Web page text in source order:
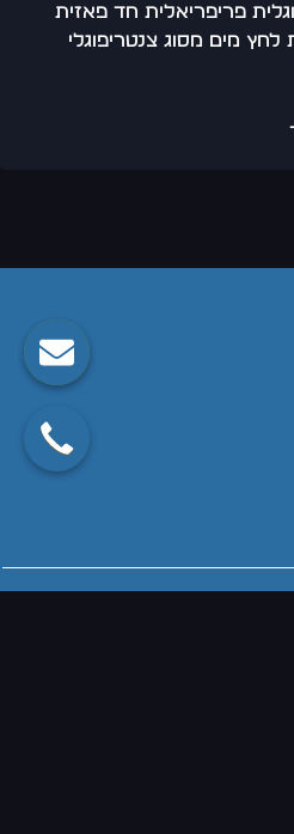
פריפריאלית חד פאזית
מים מסוג צנטריפוגלי